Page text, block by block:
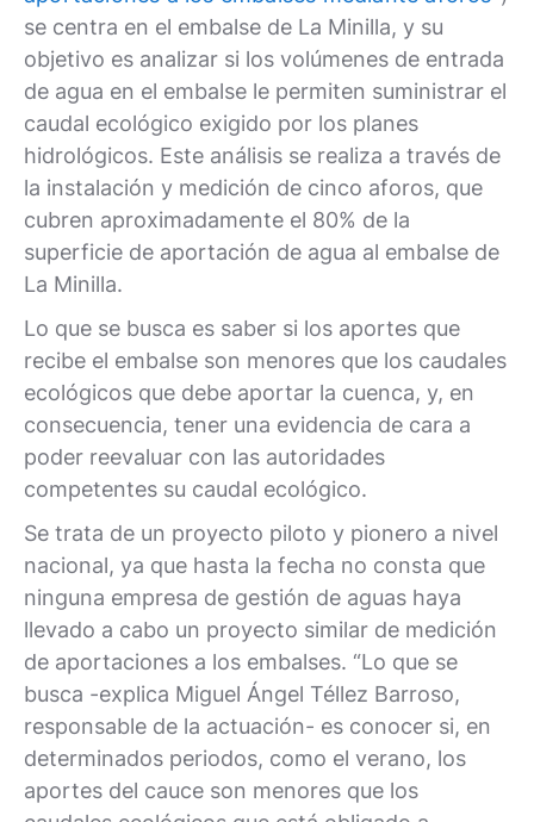
se centra en el embalse de La Minilla, y su
objetivo es analizar si los volúmenes de entrada
de agua en el embalse le permiten suministrar el
caudal ecológico exigido por los planes
hidrológicos. Este análisis se realiza a través de
la instalación y medición de cinco aforos, que
cubren aproximadamente el 80% de la
superficie de aportación de agua al embalse de
La Minilla.
Lo que se busca es saber si los aportes que
recibe el embalse son menores que los caudales
ecológicos que debe aportar la cuenca, y, en
consecuencia, tener una evidencia de cara a
poder reevaluar con las autoridades
competentes su caudal ecológico.
Se trata de un proyecto piloto y pionero a nivel
nacional, ya que hasta la fecha no consta que
ninguna empresa de gestión de aguas haya
llevado a cabo un proyecto similar de medición
de aportaciones a los embalses. “Lo que se
busca -explica Miguel Ángel Téllez Barroso,
responsable de la actuación- es conocer si, en
determinados periodos, como el verano, los
aportes del cauce son menores que los